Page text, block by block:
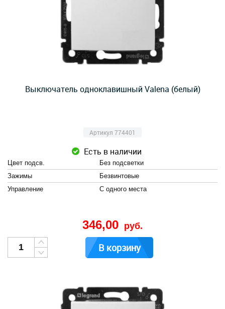
Выключатель одноклавишный Valena (белый)
Артикул 774401
Есть в наличии
Цвет подсв.
Без подсветки
Зажимы
Безвинтовые
Управление
С одного места
346,00 руб.
В корзину